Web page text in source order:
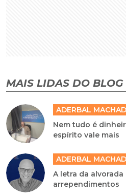
MAIS LIDAS DO BLOG
ADERBAL
Nem tudo é
espírito vale mais
ADERBAL
A letra da
arrependimentos